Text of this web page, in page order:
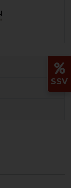
SSV